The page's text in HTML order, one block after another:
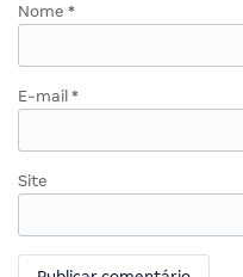
Nome *
E-mail *
Site